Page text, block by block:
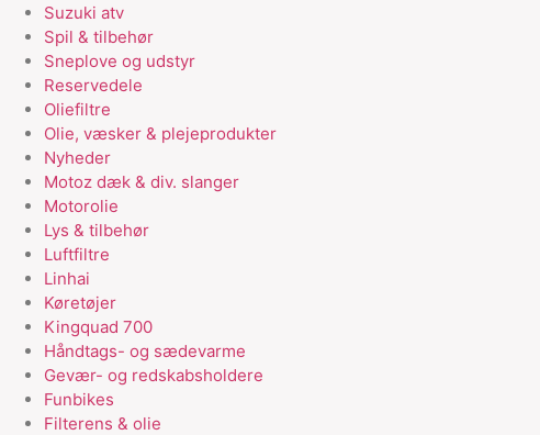
Suzuki atv
Spil & tilbehør
Sneplove og udstyr
Reservedele
Oliefiltre
Olie, væsker & plejeprodukter
Nyheder
Motoz dæk & div. slanger
Motorolie
Lys & tilbehør
Luftfiltre
Linhai
Køretøjer
Kingquad 700
Håndtags- og sædevarme
Gevær- og redskabsholdere
Funbikes
Filterens & olie